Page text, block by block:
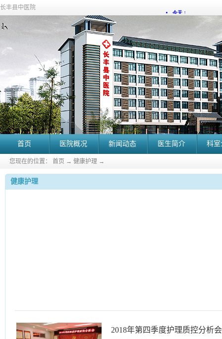
长丰县中医院
首页 医院概况 新闻动态 医生简介 科
您现在的位置： 首页 → 健康护理 →
健康护理
2018年第四季度护理质控分析